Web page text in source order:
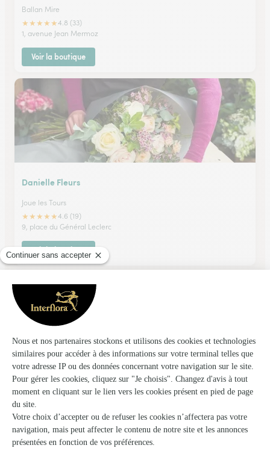
Ballan Mire
★★★★★4.8 (33)
1, avenue Jean Mermoz
Voir la boutique
Danielle Fleurs
Joue les Tours
★★★★★4.6 (19)
9, place du Général Leclerc
Voir la boutique
O Mil Vertiges
Savonnieres
★★
57 rue principale
Voir la boutique